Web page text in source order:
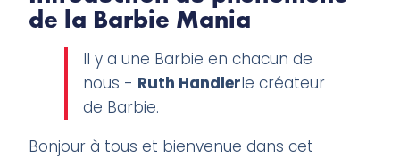
de la Barbie Mania
Il y a une Barbie en chacun de
nous - Ruth Handlerle créateur
de Barbie.
Bonjour à tous et bienvenue dans cet